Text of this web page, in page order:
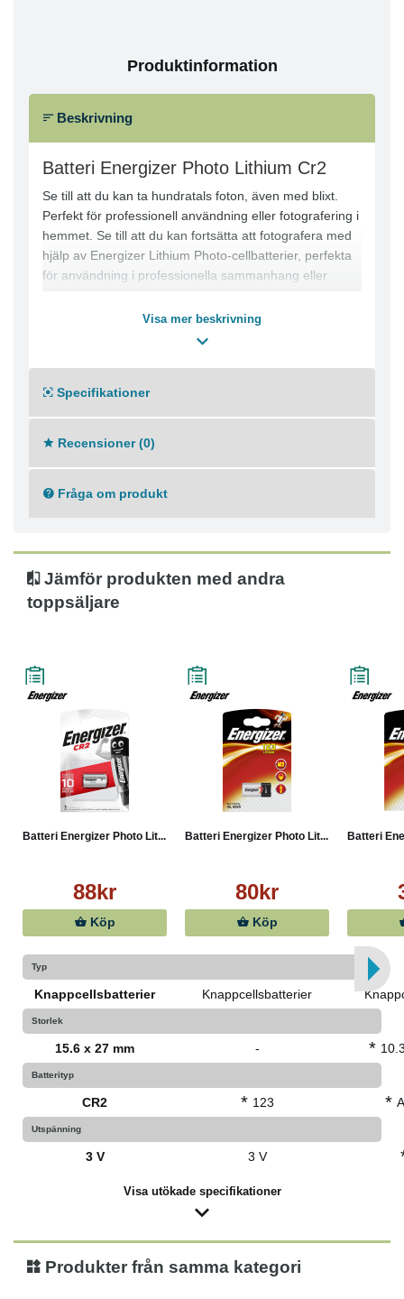
Produktinformation
Beskrivning
Batteri Energizer Photo Lithium Cr2
Se till att du kan ta hundratals foton, även med blixt.
Perfekt för professionell användning eller fotografering i
hemmet. Se till att du kan fortsätta att fotografera med
hjälp av Energizer Lithium Photo-cellbatterier, perfekta
för användning i professionella sammanhang eller
särskilt utformade för att tåla belastningen från
fotoblixtar och sviker dig aldrig, inte ens efter hundratals
Litiumtekniken tillhandahåller 3 volt och varar upp till 7
gånger längre än en vanlig alkalisk knappcell, vilket ger
pass om du tänker resa och föreviga de där speciella
stunderna.
- Kapacitet på 800 mAh
- Vikt: 11 g
- Volym: 5,2 kubikcentimeter
- Drifttemperatur -40 till 60 grader Celsius
Visa mer beskrivning
Specifikationer
Recensioner (0)
Fråga om produkt
Jämför produkten med andra
toppsäljare
Batteri Energizer Photo Lit...
88kr
Köp
Batteri Energizer Photo Lit...
80kr
Köp
Batteri
Typ
Knappcellsbatterier Knappcellsbatterier
Storlek
15.6 x 27 mm - *
Batterityp
CR2 * 123 *
Utspänning
3 V 3 V
Visa utökade specifikationer
Produkter från samma kategori